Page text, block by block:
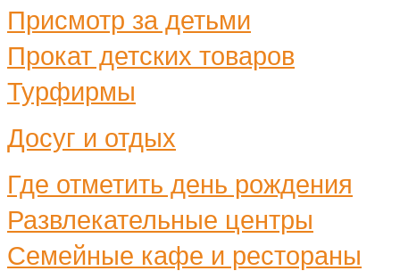
Присмотр за детьми
Прокат детских товаров
Турфирмы
Досуг и отдых
Где отметить день рождения
Развлекательные центры
Семейные кафе и рестораны